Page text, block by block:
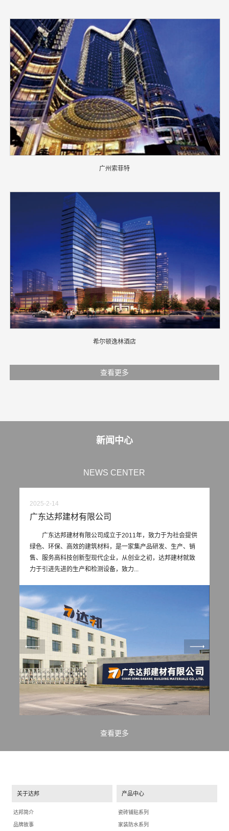
广州索菲特
希尔顿逸林酒店
查看更多
新闻中心
NEWS CENTER
2025-2-14
广东达邦建材有限公司
广东达邦建材有限公司成立于2011年，致力于为社会提供
绿色、环保、高效的建筑材料，是一家集产品研发、生产、销
售、服务高科技创新型现代企业，从创业之初，达邦建材就致
力于引进先进的生产和检测设备，致力...
查看更多
关于达邦
达邦简介
品牌故事
产品中心
瓷砖铺贴系列
家装防水系列